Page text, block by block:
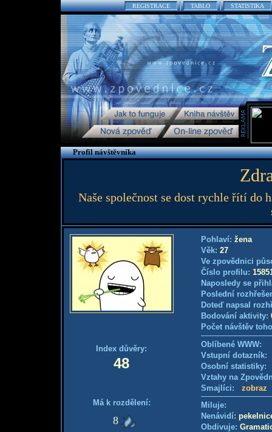
REGISTRACE TABLO STATISTIKA
Profil návštěvníka
Naše společnost se dost rychle řítí do
Index důvěry:
48
Má k rozdělení:
8
Pohlaví: žena
Věk: 27
Ve zpovědnici
Číslo profilu:
Naposledy se
Poslední
Doteď napsal
Bodování aktivity:
Počet návštěv
Oblíbené WWW:
Vstupní
Osobní
Vztahy na
Smajlíci: zobraz
Miluje:
Nenávidí:
Obdivuje: